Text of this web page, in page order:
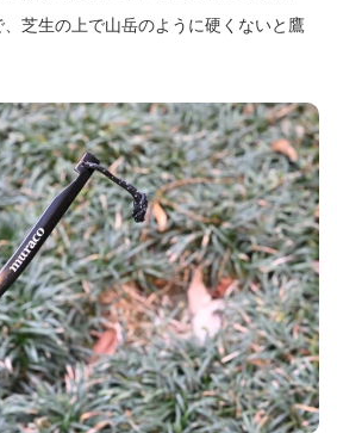
芝生の上で山岳のように硬くないと鷹